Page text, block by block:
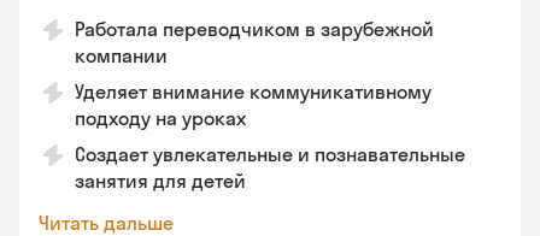
Работала переводчиком в зарубежной
компании
Уделяет внимание коммуникативному
подходу на уроках
Создает увлекательные и познавательные
занятия для детей
Читать дальше